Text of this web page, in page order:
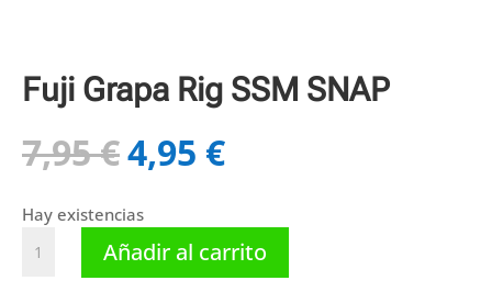
Fuji Grapa Rig SSM SNAP
7,95€El
precio
original
era:
7,95 €.
4,95 €El
precio
es:
4,95 €.
Hay existencias
Grapa
Añadir al carrito